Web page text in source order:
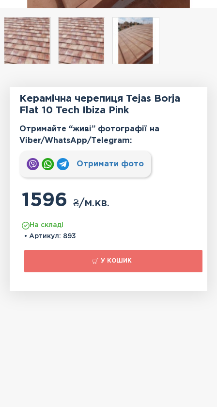
Керамічна черепиця Tejas Borja
Flat 10 Tech Ibiza Pink
Отримайте “живі” фотографії на
Viber/WhatsApp/Тelegram:
Отримати фото
1596₴/м.кв.
На складі
• Артикул: 893
У КОШИК